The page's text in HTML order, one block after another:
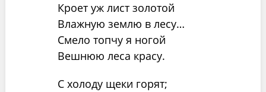
Кроет уж лист золотой
Влажную землю в лесу…
Смело топчу я ногой
Вешнюю леса красу.
С холоду щеки горят;